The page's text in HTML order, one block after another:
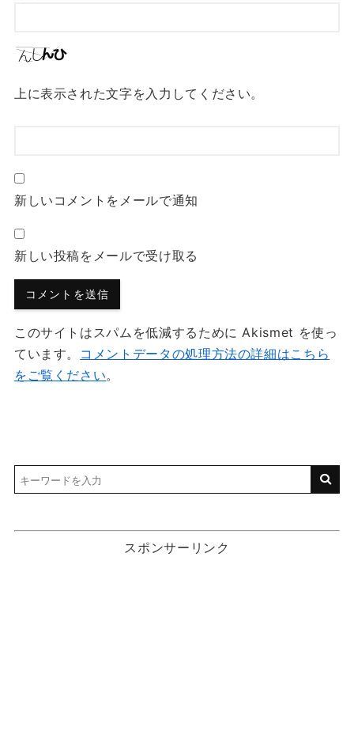
上に表示された文字を入力してください。
新しいコメントをメールで通知
新しい投稿をメールで受け取る
このサイトはスパムを低減するために Akismet を使っ
ています。 コメントデータの処理方法の詳細はこちら
をご覧ください。
スポンサーリンク